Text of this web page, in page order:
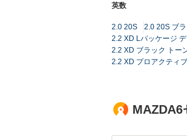
英数
2.0 20S 2.0 20S ブ
2.2 XD Lパッケージ
2.2 XD ブラック トー
2.2 XD プロアクティ
MAZDA6